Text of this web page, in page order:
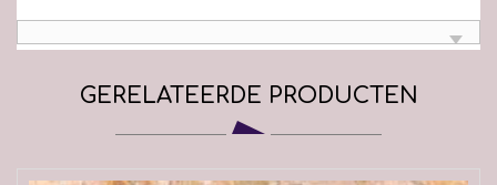
GERELATEERDE PRODUCTEN